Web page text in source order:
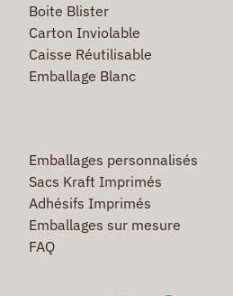
Boite Blister
Carton Inviolable
Caisse Réutilisable
Emballage Blanc
Emballages personnalisés
Sacs Kraft Imprimés
Adhésifs Imprimés
Emballages sur mesure
FAQ